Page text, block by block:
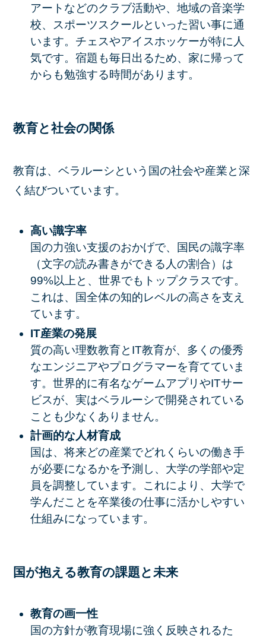
アートなどのクラブ活動や、地域の音楽学
校、スポーツスクールといった習い事に通
います。チェスやアイスホッケーが特に人
気です。宿題も毎日出るため、家に帰って
からも勉強する時間があります。
教育と社会の関係
教育は、ベラルーシという国の社会や産業と深
く結びついています。
高い識字率
国の力強い支援のおかげで、国民の識字率
（文字の読み書きができる人の割合）は
99%以上と、世界でもトップクラスです。
これは、国全体の知的レベルの高さを支え
ています。
IT産業の発展
質の高い理数教育とIT教育が、多くの優秀
なエンジニアやプログラマーを育てていま
す。世界的に有名なゲームアプリやITサー
ビスが、実はベラルーシで開発されている
ことも少なくありません。
計画的な人材育成
国は、将来どの産業でどれくらいの働き手
が必要になるかを予測し、大学の学部や定
員を調整しています。これにより、大学で
学んだことを卒業後の仕事に活かしやすい
仕組みになっています。
国が抱える教育の課題と未来
教育の画一性
国の方針が教育現場に強く反映されるた